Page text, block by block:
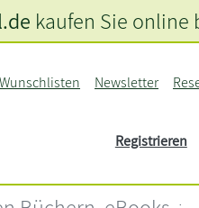
Wunschlisten Newsletter
Registrieren
kaufen Sie online